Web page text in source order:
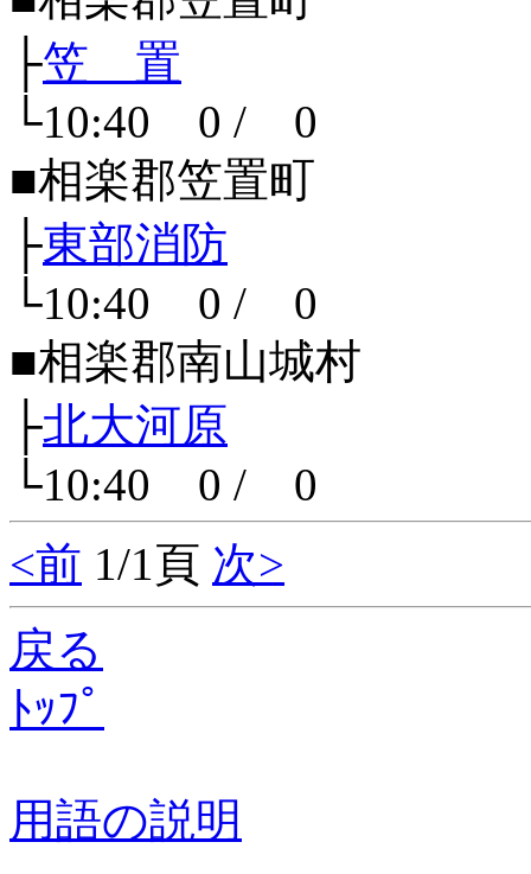
├笠 置
└10:40 0 / 0
■相楽郡笠置町
├東部消防
└10:40 0 / 0
■相楽郡南山城村
├北大河原
└10:40 0 / 0
<前 1/1頁 次>
戻る
ﾄｯﾌﾟ
用語の説明